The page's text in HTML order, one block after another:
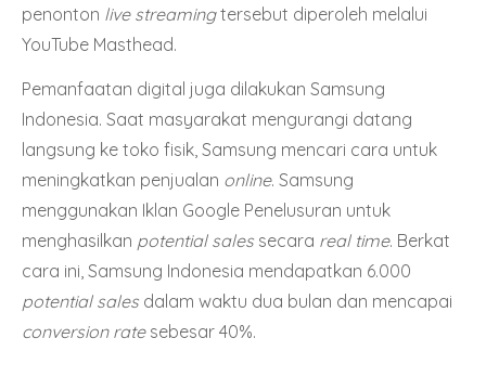
penonton live streamingtersebut diperoleh melalui
YouTube Masthead.
Pemanfaatan digital juga dilakukan Samsung
Indonesia. Saat masyarakat mengurangi datang
langsung ke toko fisik, Samsung mencari cara untuk
meningkatkan penjualan online. Samsung
menggunakan Iklan Google Penelusuran untuk
menghasilkan potential sales secara real time. Berkat
cara ini, Samsung Indonesia mendapatkan 6.000
potential sales dalam waktu dua bulan dan mencapai
conversion ratesebesar 40%.